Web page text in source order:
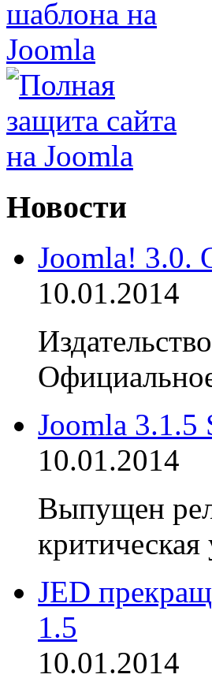
Новости
Joomla! 3.0.
10.01.2014
Joomla 3.1.5
10.01.2014
Выпущен
JED
1.5
10.01.2014